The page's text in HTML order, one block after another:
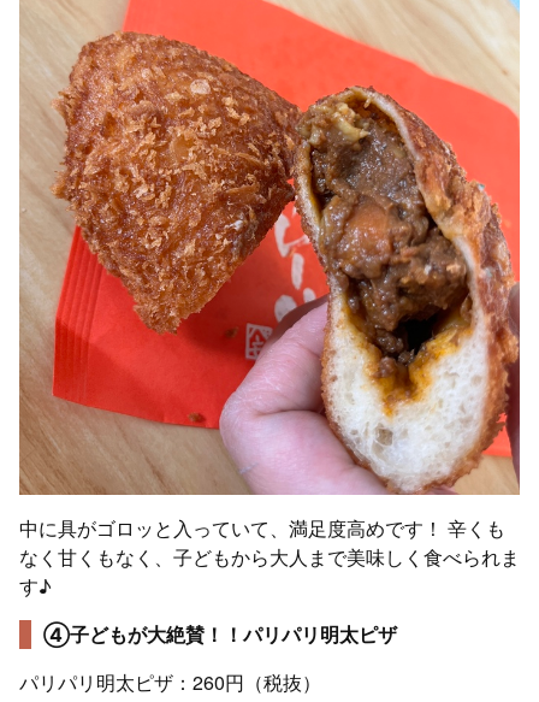
中に具がゴロッと入っていて、満足度高めです！ 辛くも
なく甘くもなく、子どもから大人まで美味しく食べられま
す♪
④子どもが大絶賛！！パリパリ明太ピザ
パリパリ明太ピザ：260円（税抜）